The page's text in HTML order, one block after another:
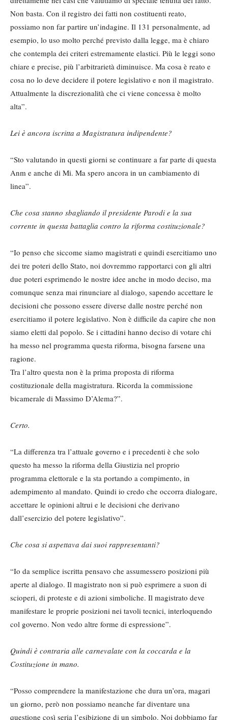
Non basta. Con il registro dei fatti non costituenti reato,
possiamo non far partire un’indagine. Il 131 personalmente, ad
esempio, lo uso molto perché previsto dalla legge, ma è chiaro
che contempla dei criteri estremamente elastici. Più le leggi sono
chiare e precise, più l’arbitrarietà diminuisce. Ma cosa è reato e
cosa no lo deve decidere il potere legislativo e non il magistrato.
Attualmente la discrezionalità che ci viene concessa è molto
alta”.
Lei è ancora iscritta a Magistratura indipendente?
“Sto valutando in questi giorni se continuare a far parte di questa
Anm e anche di Mi. Ma spero ancora in un cambiamento di
linea”.
Che cosa stanno sbagliando il presidente Parodi e la sua
corrente in questa battaglia contro la riforma costituzionale?
“Io penso che siccome siamo magistrati e quindi esercitiamo uno
dei tre poteri dello Stato, noi dovremmo rapportarci con gli altri
due poteri esprimendo le nostre idee anche in modo deciso, ma
comunque senza mai rinunciare al dialogo, sapendo accettare le
decisioni che possono essere diverse dalle nostre perché non
esercitiamo il potere legislativo. Non è difficile da capire che non
siamo eletti dal popolo. Se i cittadini hanno deciso di votare chi
ha messo nel programma questa riforma, bisogna farsene una
ragione.
Tra l’altro questa non è la prima proposta di riforma
costituzionale della magistratura. Ricorda la commissione
bicamerale di Massimo D’Alema?”.
Certo.
“La differenza tra l’attuale governo e i precedenti è che solo
questo ha messo la riforma della Giustizia nel proprio
programma elettorale e la sta portando a compimento, in
adempimento al mandato. Quindi io credo che occorra dialogare,
accettare le opinioni altrui e le decisioni che derivano
dall’esercizio del potere legislativo”.
Che cosa si aspettava dai suoi rappresentanti?
“Io da semplice iscritta pensavo che assumessero posizioni più
aperte al dialogo. Il magistrato non si può esprimere a suon di
scioperi, di proteste e di azioni simboliche. Il magistrato deve
manifestare le proprie posizioni nei tavoli tecnici, interloquendo
col governo. Non vedo altre forme di espressione”.
Quindi è contraria alle carnevalate con la coccarda e la
Costituzione in mano.
“Posso comprendere la manifestazione che dura un’ora, magari
un giorno, però non possiamo neanche far diventare una
questione così seria l’esibizione di un simbolo. Noi dobbiamo far